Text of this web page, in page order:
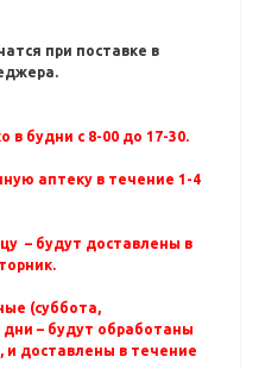
при поставке в
в будни с 8-00 до 17-30.
аптеку в течение 1-4
– будут доставлены в
(суббота,
– будут обработаны
доставлены в течение